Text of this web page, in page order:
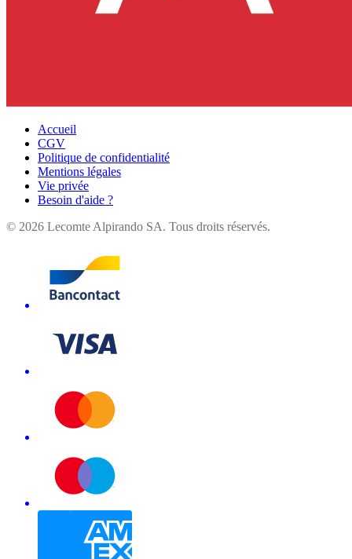
Accueil
CGV
Politique de confidentialité
Mentions légales
Vie privée
Besoin d'aide ?
© 2026 Lecomte Alpirando SA. Tous droits réservés.